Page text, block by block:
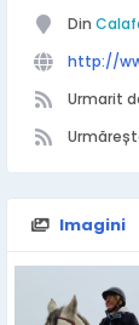
Din
http://
Urmarit
Imagini